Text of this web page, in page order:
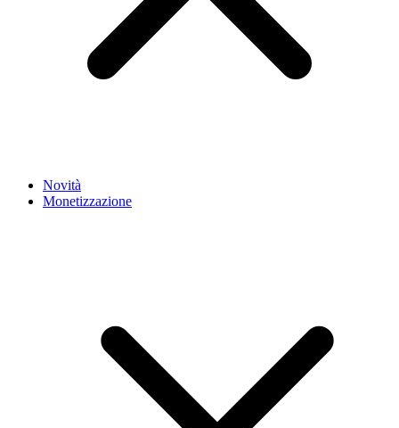
Novità
Monetizzazione